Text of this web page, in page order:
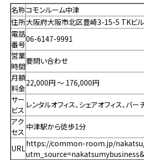
名称コモンルーム中津
住所大阪府大阪市北区豊崎3-15-5 TKビ
電話
番号
06-6147-9991
営業
時間
要問い合わせ
月額
料金
22,000円 〜 176,000円
サー
ビス
レンタルオフィス、シェアオフィス、バ
アク
セス
中津駅から徒歩1分
URLhttps://common-room.jp/